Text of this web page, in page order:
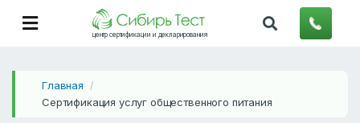
центр сертификации и декларирования
Главная /
Сертификация услуг общественного питания